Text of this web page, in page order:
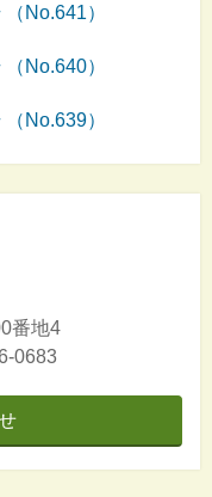
No.641）
No.640）
No.639）
番地4
0683